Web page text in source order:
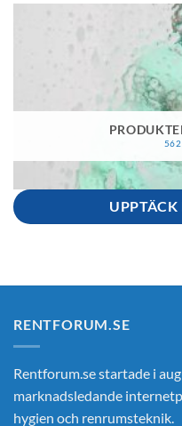
562
RENTFORUM.SE
Rentforum.se startade i
marknadsledande
hygien och renrumsteknik.